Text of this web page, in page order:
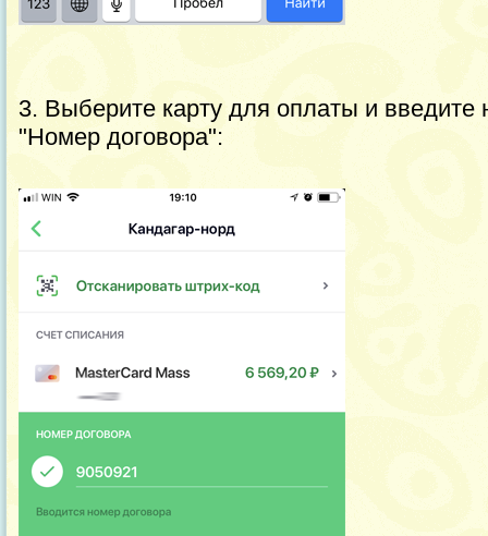
3. Выберите карту для оплаты и введите
"Номер договора":